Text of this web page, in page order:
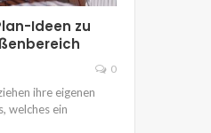
Ideen zu
0
ihre eigenen
welches ein